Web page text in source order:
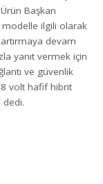
Başkan
modelle ilgili olarak
devam
yanıt vermek için
ve güvenlik
volt hafif hibrit
dedi.